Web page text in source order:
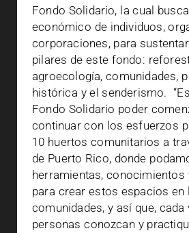
Fondo Solidario, la cual
económico de individuos,
corporaciones, para
pilares de este fondo:
agroecología, comunidades,
histórica y el senderismo.
Fondo Solidario poder
continuar con los esfuerzos
10 huertos comunitarios a
de Puerto Rico, donde
herramientas, conocimientos
para crear estos espacios en
comunidades, y así que, cada
personas conozcan y